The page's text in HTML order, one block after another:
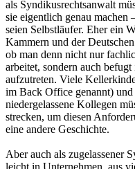
als Syndikusrechtsanwalt
sie eigentlich genau machen
seien Selbstläufer. Eher ein
Kammern und der
ob man denn nicht nur
arbeitet, sondern auch
aufzutreten. Viele
im Back Office genannt) und
niedergelassene Kollegen
strecken, um diesen
eine andere Geschichte.
Aber auch als zugelassener
leicht in Unternehmen, aus